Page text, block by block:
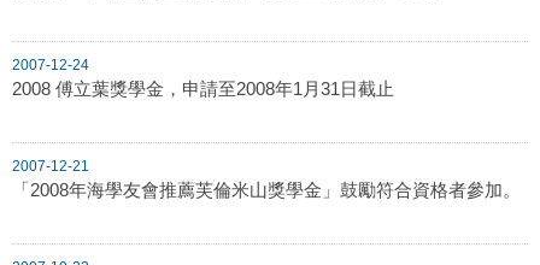
2007-12-24
2008 傅立葉獎學金，申請至2008年1月31日截止
2007-12-21
「2008年海學友會推薦芙倫米山獎學金」鼓勵符合資格者參加。